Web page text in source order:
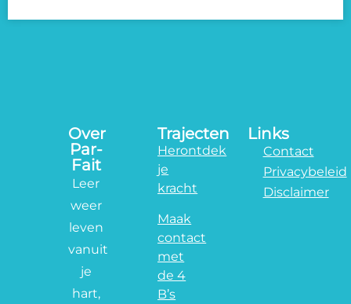
Over
Par-
Fait
Leer
weer
leven
vanuit
je
hart,
Trajecten
Herontdek
je
kracht
Maak
contact
met
de 4
B’s
Links
Contact
Privacybeleid
Disclaimer